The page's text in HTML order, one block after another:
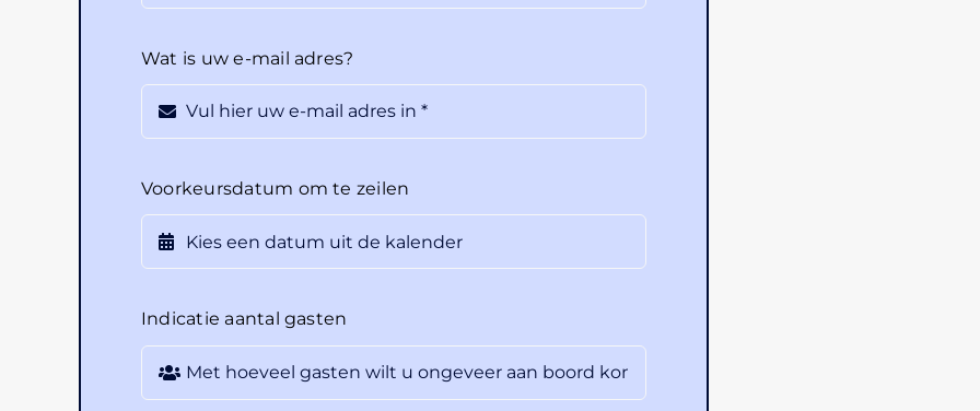
Wat is uw e-mail adres?
Voorkeursdatum om te zeilen
Indicatie aantal gasten